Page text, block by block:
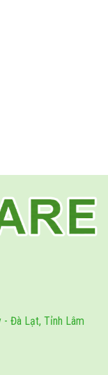
- Đà Lạt, Tỉnh Lâm